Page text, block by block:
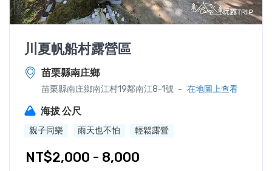
川夏帆船村露營區
苗栗縣南庄鄉
苗栗縣南庄鄉南江村19鄰南江8-1號 - 在地圖上查看
海拔 公尺
親子同樂 雨天也不怕 輕鬆露營
NT$2,000 - 8,000